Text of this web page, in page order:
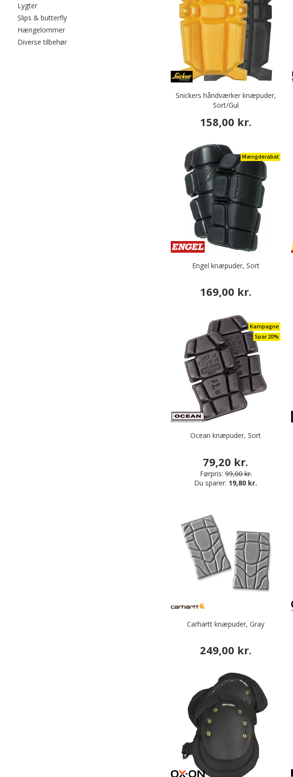
LygterFiltrér efter category: Lygter
Slips & butterflyFiltrér efter category: Slips & butterfly
HængelommerFiltrér efter category: Hængelommer
Diverse tilbehørFiltrér efter category: Diverse tilbehør
Snickers håndværker knæpuder,
Sort/Gul
158,00 kr.
Mængderabat
Engel knæpuder, Sort
169,00 kr.
Kampagne
Spar 20%
Ocean knæpuder, Sort
79,20 kr.
Førpris: 99,00 kr.
Du sparer: 19,80 kr.
Carhartt knæpuder, Gray
249,00 kr.